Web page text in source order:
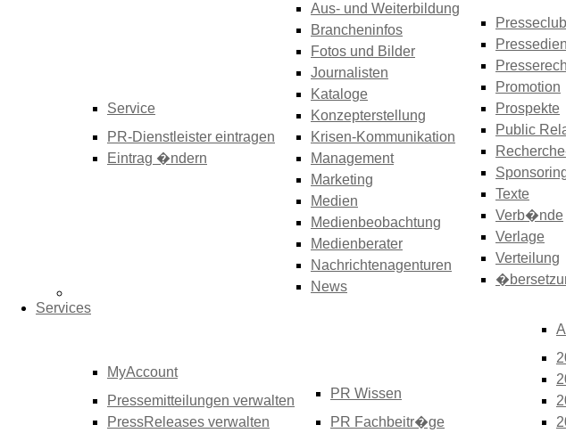
Service
PR-Dienstleister eintragen
Eintrag �ndern
Aus- und Weiterbildung
Brancheninfos
Fotos und Bilder
Journalisten
Kataloge
Konzepterstellung
Krisen-Kommunikation
Management
Marketing
Medien
Medienbeobachtung
Medienberater
Nachrichtenagenturen
News
Promotion
Prospekte
Public
Texte
Verb�nde
Verlage
Verteilung
Services
MyAccount
Pressemitteilungen verwalten
PressReleases verwalten
PR Wissen
PR Fachbeitr�ge